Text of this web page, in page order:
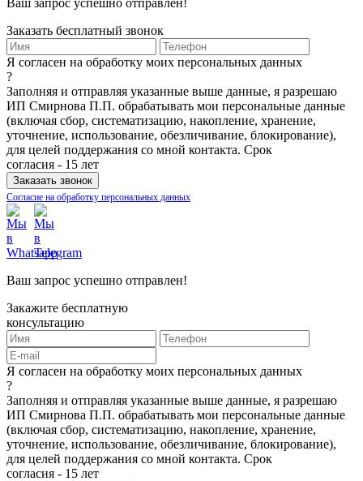
Заказать бесплатный звонок
Я согласен на обработку моих персональных данных
?
Заполняя и отправляя указанные выше данные, я разрешаю
ИП Смирнова П.П. обрабатывать мои персональные данные
(включая сбор, систематизацию, накопление, хранение,
уточнение, использование, обезличивание, блокирование),
для целей поддержания со мной контакта. Срок
согласия - 15 лет
Согласие на обработку персональных данных
Ваш запрос успешно отправлен!
Закажите бесплатную
консультацию
Я согласен на обработку моих персональных данных
?
Заполняя и отправляя указанные выше данные, я разрешаю
ИП Смирнова П.П. обрабатывать мои персональные данные
(включая сбор, систематизацию, накопление, хранение,
уточнение, использование, обезличивание, блокирование),
для целей поддержания со мной контакта. Срок
согласия - 15 лет